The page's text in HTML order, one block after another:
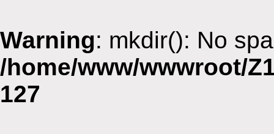
Warning: mkdir(): No
/home/www/wwwroot/
127